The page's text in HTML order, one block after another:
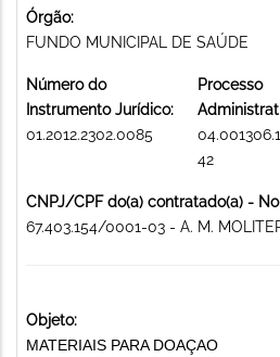
Órgão:
FUNDO MUNICIPAL DE SAÚDE
Número do
Instrumento Jurídico:
01.2012.2302.0085
Processo
42
CNPJ/CPF do(a) contratado(a) -
67.403.154/0001-03 - A. M.
Objeto:
MATERIAIS PARA DOAÇAO